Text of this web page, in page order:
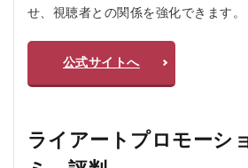
シ
ン
す
し
せ、視聴者との関係を強化できます。
公式サイトへ
ライアートプロモーシ